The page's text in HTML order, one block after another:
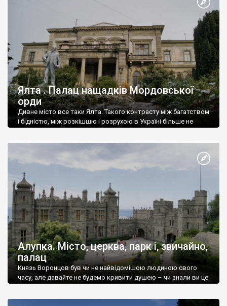
Ялта . Палац нащадків Мордовської
орди
Дивне місто все таки Ялта. Такого контрасту між багатством
і бідністю, між розкішшю і розрухою в Україні більше не
Алупка. Місто, церква, парк і, звичайно,
палац
Князь Воронцов був чи не найвідомішою людиною свого
часу, але давайте не будемо кривити душею – чи знали ви це